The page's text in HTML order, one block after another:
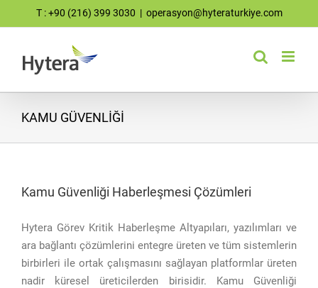
to
T : +90 (216) 399 3030 | operasyon@hyteraturkiye.com
KAMU GÜVENLİĞİ
Kamu Güvenliği Haberleşmesi Çözümleri
Hytera Görev Kritik Haberleşme Altyapıları, yazılımları ve
ara bağlantı çözümlerini entegre üreten ve tüm sistemlerin
birbirleri ile ortak çalışmasını sağlayan platformlar üreten
nadir küresel üreticilerden birisidir. Kamu Güvenliği